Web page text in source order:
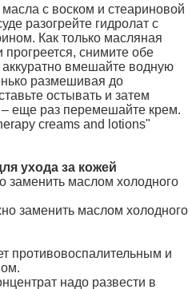
с воском и стеариновой
разогрейте гидролат с
Как только масляная
снимите обе
вмешайте водную
размешивая до
остывать и затем
еще раз перемешайте крем.
creams and lotions"
ухода за кожей
маслом холодного
заменить маслом холодного
противовоспалительным и
надо развести в